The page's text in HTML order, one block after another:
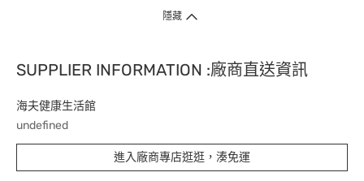
隱藏
SUPPLIER INFORMATION :廠商直送資訊
海夫健康生活館
undefined
進入廠商專店逛逛，湊免運